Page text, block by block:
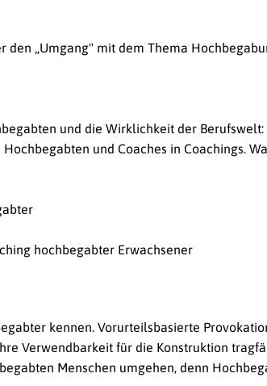
den „Umgang" mit dem Thema
und die Wirklichkeit der
und Coaches in Coachings.
hochbegabter Erwachsener
kennen. Vorurteilsbasierte
Verwendbarkeit für die Konstruktion
Menschen umgehen, denn